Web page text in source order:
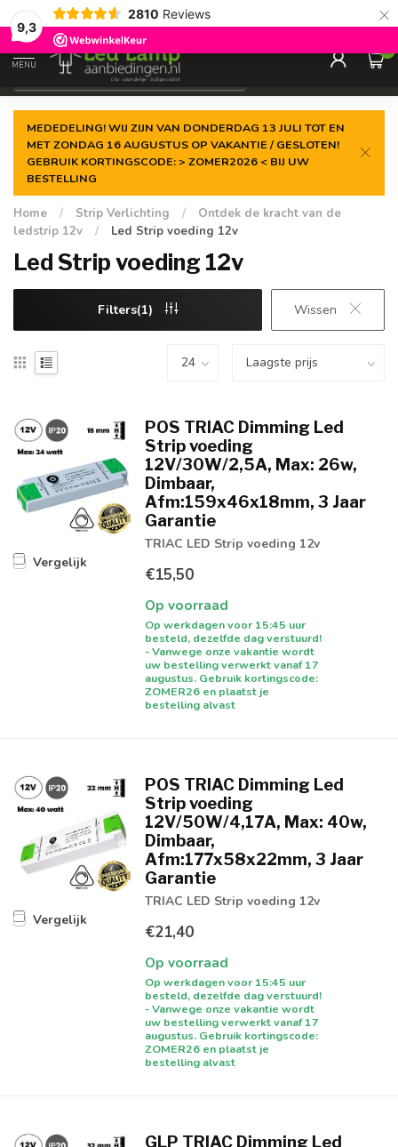
9,3
2810 Reviews ×
Gratis leveringvanaf €100,00
MENU
0
MEDEDELING! WIJ ZIJN VAN DONDERDAG 13 JULI TOT EN
MET ZONDAG 16 AUGUSTUS OP VAKANTIE / GESLOTEN!
GEBRUIK KORTINGSCODE: > ZOMER2026 < BIJ UW
BESTELLING
Home / Strip Verlichting /
Ontdek de kracht van de
ledstrip 12v
/ Led Strip voeding 12v
Led Strip voeding 12v
Filters(1) Wissen
Vergelijk
POS TRIAC Dimming Led
Strip voeding
12V/30W/2,5A, Max: 26w,
Dimbaar,
Afm:159x46x18mm, 3 Jaar
Garantie
TRIAC LED Strip voeding 12v
€15,50
Op voorraad
Op werkdagen voor 15:45 uur
besteld, dezelfde dag verstuurd!
- Vanwege onze vakantie wordt
uw bestelling verwerkt vanaf 17
augustus. Gebruik kortingscode:
ZOMER26 en plaatst je
bestelling alvast
Vergelijk
POS TRIAC Dimming Led
Strip voeding
12V/50W/4,17A, Max: 40w,
Dimbaar,
Afm:177x58x22mm, 3 Jaar
Garantie
TRIAC LED Strip voeding 12v
€21,40
Op voorraad
Op werkdagen voor 15:45 uur
besteld, dezelfde dag verstuurd!
- Vanwege onze vakantie wordt
uw bestelling verwerkt vanaf 17
augustus. Gebruik kortingscode:
ZOMER26 en plaatst je
bestelling alvast
GLP TRIAC Dimming Led